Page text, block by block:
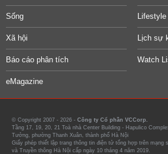
Sống Lifestyle
Xã hội Lịch sự
Báo cáo phân tích Watch
eMagazine
© Copyright 2007 - 2026 - Công ty Cổ phần VCCorp.
Tầng 17, 19, 20, 21 Toà nhà Center Building - Hapulico
Tưởng, phường Thanh Xuân, thành phố Hà Nội
Giấy phép thiết lập trang thông tin điện tử tổng hợp trên mạng
và Truyền thông Hà Nội cấp ngày 10 tháng 4 năm 2019.